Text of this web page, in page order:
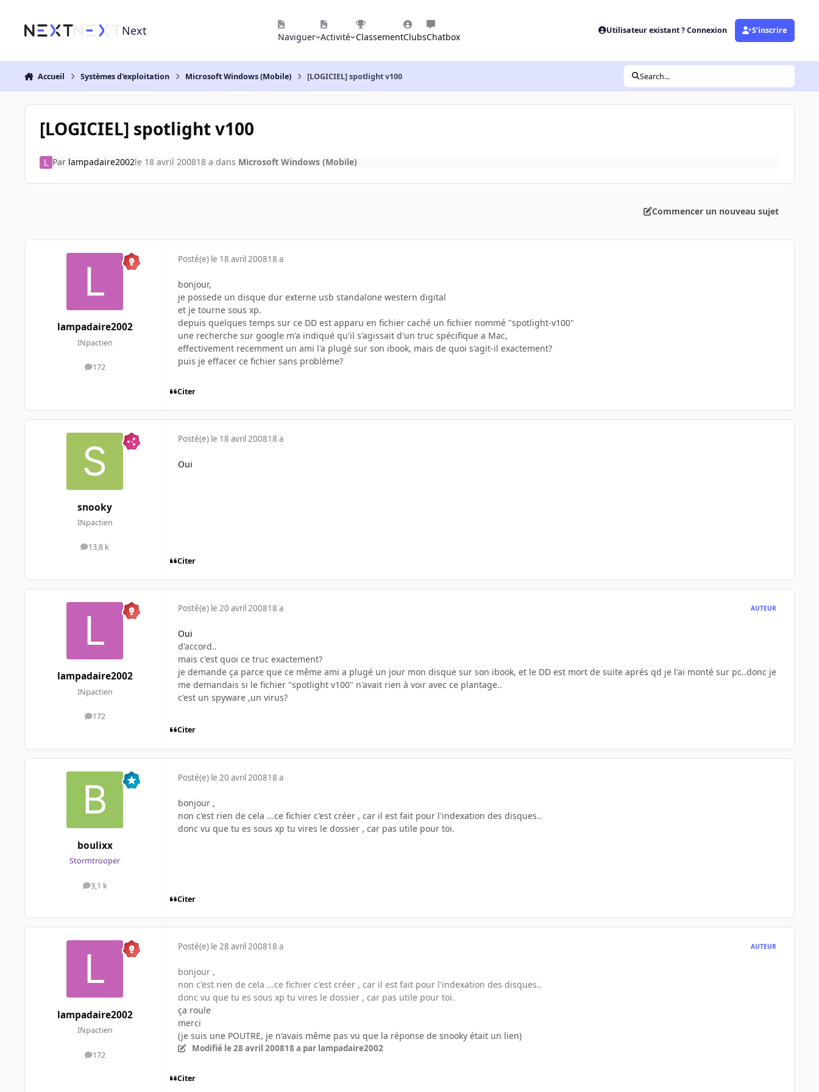
Next Naviguer Activité ClassementClubsChatbox
Utilisateur existant ? Connexion S’inscrire
Accueil Systèmes d'exploitation Microsoft Windows (Mobile) [LOGICIEL] spotlight v100 Search...
[LOGICIEL] spotlight v100
Par lampadaire2002le 18 avril 200818 a dans Microsoft Windows (Mobile)
Commencer un nouveau sujet
lampadaire2002
INpactien
172
messages
Posté(e) le 18 avril 200818 a
bonjour,
je possede un disque dur externe usb standalone western digital
et je tourne sous xp.
depuis quelques temps sur ce DD est apparu en fichier caché un fichier nommé "spotlight-v100"
une recherche sur google m'a indiqué qu'il s'agissait d'un truc spécifique a Mac,
effectivement recemment un ami l'a plugé sur son ibook, mais de quoi s'agit-il exactement?
puis je effacer ce fichier sans problème?
Citer
snooky
INpactien
13,8 k
messages
Posté(e) le 18 avril 200818 a
Oui
Citer
lampadaire2002
INpactien
172
messages
Posté(e) le 20 avril 200818 a AUTEUR
Oui
d'accord..
mais c'est quoi ce truc exactement?
je demande ça parce que ce même ami a plugé un jour mon disque sur son ibook, et le DD est mort de suite aprés qd je l'ai monté sur pc..donc je
me demandais si le fichier "spotlight v100" n'avait rien à voir avec ce plantage..
c'est un spyware ,un virus?
Citer
boulixx
Stormtrooper
3,1 k
messages
Posté(e) le 20 avril 200818 a
bonjour ,
non c'est rien de cela ...ce fichier c'est créer , car il est fait pour l'indexation des disques..
donc vu que tu es sous xp tu vires le dossier , car pas utile pour toi.
Citer
lampadaire2002
INpactien
172
messages
Posté(e) le 28 avril 200818 a AUTEUR
bonjour ,
non c'est rien de cela ...ce fichier c'est créer , car il est fait pour l'indexation des disques..
donc vu que tu es sous xp tu vires le dossier , car pas utile pour toi.
ça roule
merci
(je suis une POUTRE, je n'avais même pas vu que la réponse de snooky était un lien)
Modifié le 28 avril 200818 a par lampadaire2002
Citer